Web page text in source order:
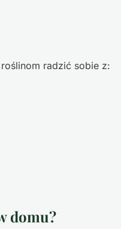
radzić sobie z:
domu?